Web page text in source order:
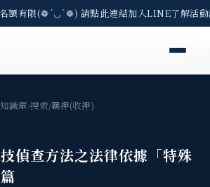
額有限(❁´◡`❁) 請點此連結加入LINE了解活
識庫›搜索/羈押(收押)
偵查方法之法律依據「特殊